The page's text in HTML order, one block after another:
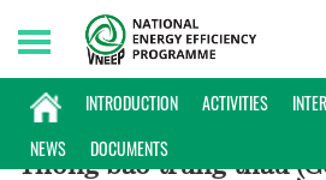
INTRODUCTION ACTIVITIES
NEWS
DOCUMENTS
Sunday, 09/08/2026 | 17:24 GMT+7
HỢP TÁC
Thông báo trúng thầu